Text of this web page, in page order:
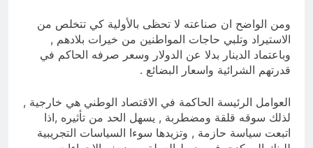
ومن الواضح ان صناعته لا تحظى بالأولية كي تتخلص من
الاستيراد وتلبي حاجات المواطنين من خيرات بلادهم ,
وباعتماد الدينار بدلا عن الدولار وسعر صرفه الحاكم في
قدرتهم الشرائية واسعار البضائع .
العوامل الرئيسة الحاكمة في الاقتصاد الوطني هي خارجية ,
لذلك سوقه قلقة ومضطربة , يسهل الحد من تأثيره ,اذا
اتبعت سياسة حازمة , وتزيدها سوءا السياسات التجريبية